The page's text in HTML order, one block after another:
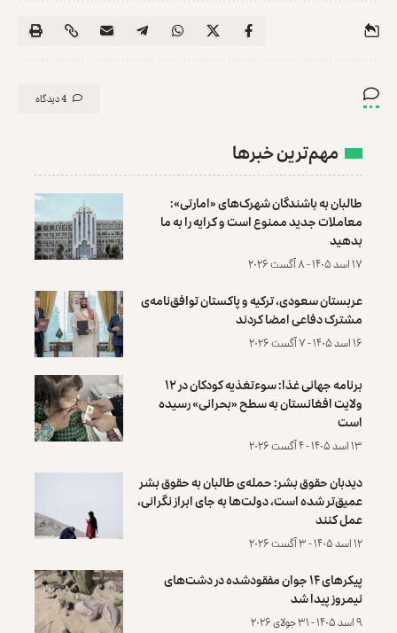
4 دیدگاه
مهم‌ترین خبرها
طالبان به باشندگان شهرک‌های «امارتی»:
معاملات جدید ممنوع است و کرایه را به ما
بدهید
۱۷ اسد ۱۴۰۵ - ۸ آگست ۲۰۲۶
عربستان سعودی، ترکیه و پاکستان توافق‌نامه‌ی
مشترک دفاعی امضا کردند
۱۶ اسد ۱۴۰۵ - ۷ آگست ۲۰۲۶
برنامه جهانی غذا: سوءتغذیه کودکان در ۱۲
ولایت افغانستان به سطح «بحرانی» رسیده
است
۱۳ اسد ۱۴۰۵ - ۴ آگست ۲۰۲۶
دیدبان حقوق بشر: حمله‌ی طالبان به حقوق بشر
عمیق‌تر شده است، دولت‌ها به جای ابراز نگرانی،
عمل کنند
۱۲ اسد ۱۴۰۵ - ۳ آگست ۲۰۲۶
پیکرهای ۱۴ جوان مفقودشده در دشت‌های
نیمروز پیدا شد
۹ اسد ۱۴۰۵ - ۳۱ جولای ۲۰۲۶